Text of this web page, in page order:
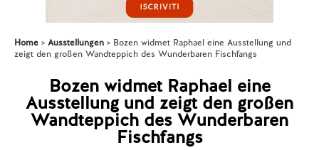
Home Ausstellungen
Bozen widmet Raphael eine Ausstellung und
zeigt den großen Wandteppich des Wunderbaren Fischfangs
Bozen widmet Raphael eine
Ausstellung und zeigt den großen
Wandteppich des Wunderbaren
Fischfangs